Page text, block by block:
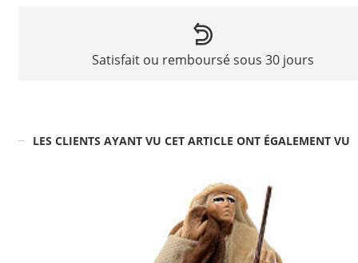
Satisfait ou remboursé sous 30 jours
LES CLIENTS AYANT VU CET ARTICLE ONT ÉGALEMENT VU